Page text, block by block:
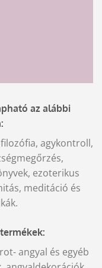
az alábbi
agykontroll,
ezoterikus
meditáció és
angyal és egyéb